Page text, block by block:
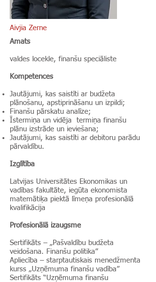
Aivjia Zerne
Amats
valdes locekle, finanšu speciāliste
Kompetences
Jautājumi, kas saistīti ar budžeta
plānošanu, apstiprināšanu un izpildi;
Finanšu pārskatu analīze;
Īstermiņa un vidēja termiņa finanšu
plānu izstrāde un ieviešana;
Jautājumi, kas saistīti ar debitoru parādu
pārvaldību.
Izglītība
Latvijas Universitātes Ekonomikas un
vadības fakultāte, iegūta ekonomista
matemātiķa piektā līmeņa profesionālā
kvalifikācija
Profesionālā izaugsme
Sertifikāts – „Pašvaldību budžeta
veidošana. Finanšu politika”
Apliecība – starptautiskais menedžmenta
kurss „Uzņēmuma finanšu vadība”
Sertifikāts “Uzņēmuma finanšu